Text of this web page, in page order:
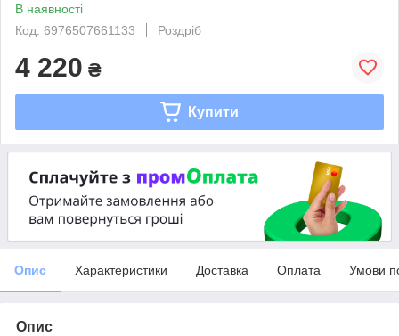
В наявності
Код: 6976507661133
Роздріб
4 220 ₴
Купити
Опис Характеристики Доставка Оплата Умови
Опис